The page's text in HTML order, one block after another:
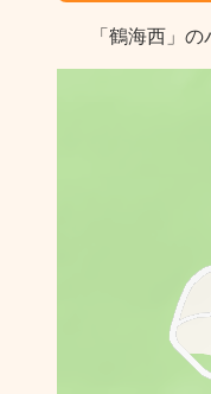
「鶴海西」